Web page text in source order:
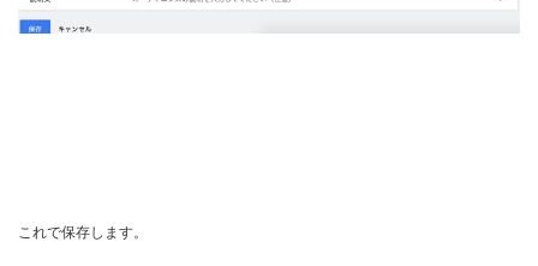
これで保存します。